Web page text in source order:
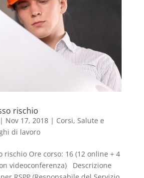
rischio
Nov 17, 2018| Corsi, Salute e
di lavoro
rischio Ore corso: 16 (12 online + 4
videoconferenza) Descrizione